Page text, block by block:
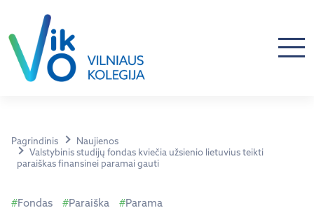
Pagrindinis
Naujienos
Valstybinis studijų fondas kviečia užsienio lietuvius teikti
paraiškas finansinei paramai gauti
Fondas Paraiška Parama